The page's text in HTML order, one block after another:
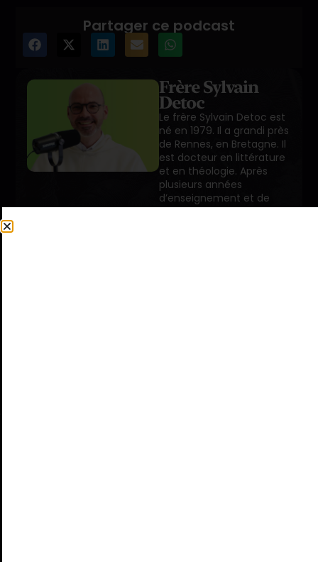
Partager ce podcast
Frère Sylvain
Detoc
Le frère Sylvain Detoc est
né en 1979. Il a grandi près
de Rennes, en Bretagne. Il
est docteur en littérature
et en théologie. Après
plusieurs années
d’enseignement et de
recherche à La Sorbonne,